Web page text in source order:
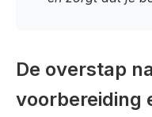
De overstap
voorbereiding